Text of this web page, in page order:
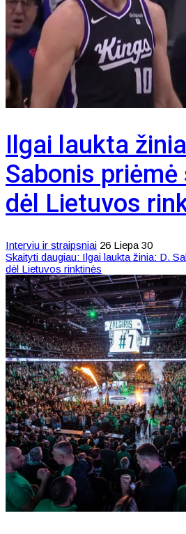
Ilgai laukta
Sabonis
dėl Lietuvos
Interviu ir straipsniai 26 Liepa 30
Skaityti daugiau: Ilgai laukta žinia: D.
dėl Lietuvos rinktinės